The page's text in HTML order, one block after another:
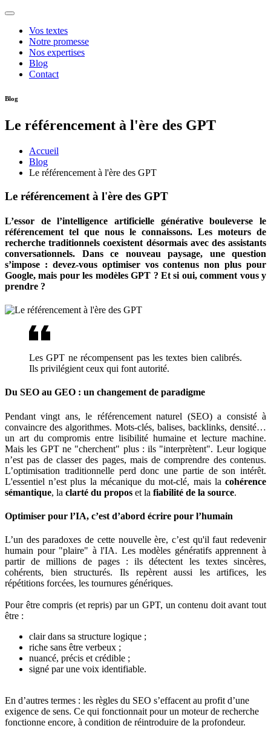
Vos textes
Notre promesse
Nos expertises
Blog
Contact
Blog
Le référencement à l'ère des GPT
Accueil
Blog
Le référencement à l'ère des GPT
Le référencement à l'ère des GPT
L’essor de l’intelligence artificielle générative bouleverse le
référencement tel que nous le connaissons. Les moteurs de
recherche traditionnels coexistent désormais avec des assistants
conversationnels. Dans ce nouveau paysage, une question
s’impose : devez-vous optimiser vos contenus non plus pour
Google, mais pour les modèles GPT ? Et si oui, comment vous y
prendre ?
Les GPT ne récompensent pas les textes bien calibrés.
Ils privilégient ceux qui font autorité.
Du SEO au GEO : un changement de paradigme
Pendant vingt ans, le référencement naturel (SEO) a consisté à
convaincre des algorithmes. Mots-clés, balises, backlinks, densité…
un art du compromis entre lisibilité humaine et lecture machine.
Mais les GPT ne "cherchent" plus : ils "interprètent". Leur logique
n’est pas de classer des pages, mais de comprendre des contenus.
L’optimisation traditionnelle perd donc une partie de son intérêt.
L'essentiel n’est plus la mécanique du mot-clé, mais la cohérence
sémantique, la clarté du propos et la fiabilité de la source.
Optimiser pour l’IA, c’est d’abord écrire pour l’humain
L’un des paradoxes de cette nouvelle ère, c’est qu'il faut redevenir
humain pour "plaire" à l'IA. Les modèles génératifs apprennent à
partir de millions de pages : ils détectent les textes sincères,
cohérents, bien structurés. Ils repèrent aussi les artifices, les
répétitions forcées, les tournures génériques.
Pour être compris (et repris) par un GPT, un contenu doit avant tout
être :
clair dans sa structure logique ;
riche sans être verbeux ;
nuancé, précis et crédible ;
signé par une voix identifiable.
En d’autres termes : les règles du SEO s’effacent au profit d’une
exigence de sens. Ce qui fonctionnait pour un moteur de recherche
fonctionne encore, à condition de réintroduire de la profondeur.